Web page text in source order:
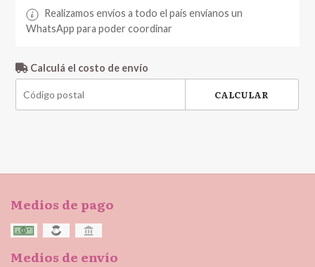
Realizamos envíos a todo el país envíanos un
WhatsApp para poder coordinar
Calculá el costo de envío
CALCULAR
Medios de pago
Medios de envío